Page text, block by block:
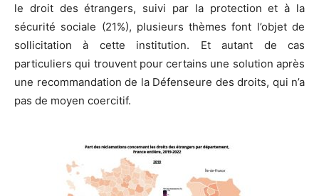
le droit des étrangers, suivi par la protection et à la
sécurité sociale (21%), plusieurs thèmes font l’objet de
sollicitation à cette institution. Et autant de cas
particuliers qui trouvent pour certains une solution après
une recommandation de la Défenseure des droits, qui n’a
pas de moyen coercitif.